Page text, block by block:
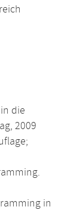
die
2009
in